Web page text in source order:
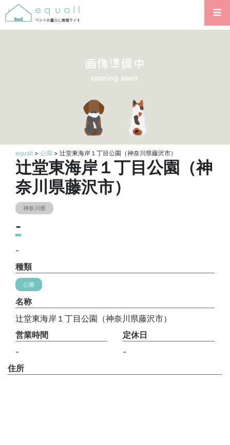
equall > 公園 > 辻堂東海岸１丁目公園（神奈川県藤沢市）
辻堂東海岸１丁目公園（神
奈川県藤沢市）
神奈川県
-
-
種類
公園
名称
辻堂東海岸１丁目公園（神奈川県藤沢市）
営業時間
-
定休日
-
住所